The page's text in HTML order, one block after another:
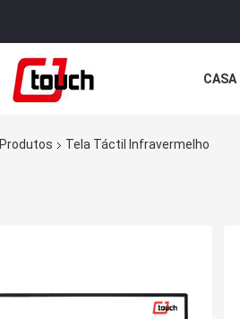
CASA
Produtos Tela Táctil Infravermelho